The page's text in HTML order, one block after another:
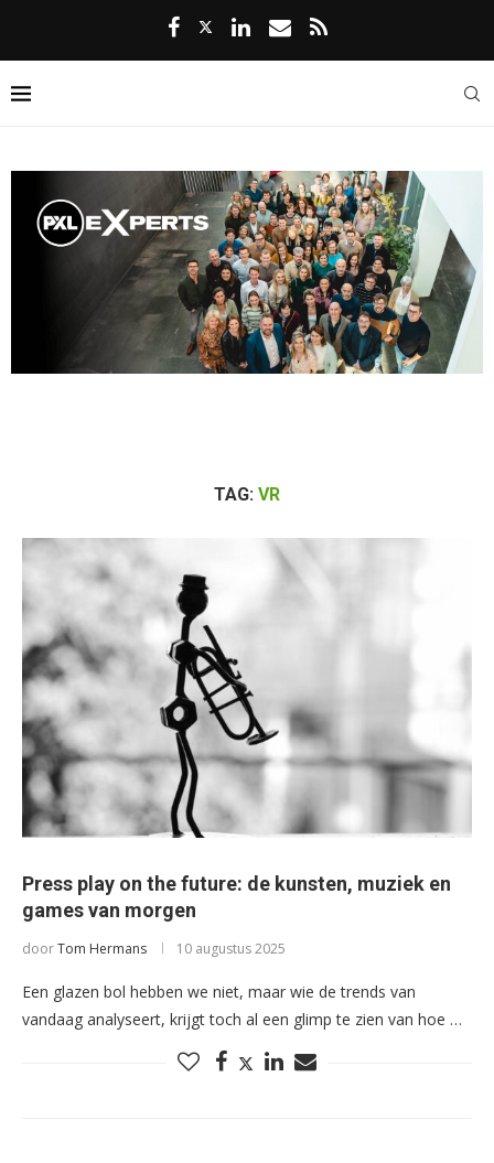
TAG: VR
Press play on the future: de kunsten, muziek en
games van morgen
doorTom Hermans 10 augustus 2025
Een glazen bol hebben we niet, maar wie de trends van
vandaag analyseert, krijgt toch al een glimp te zien van hoe …